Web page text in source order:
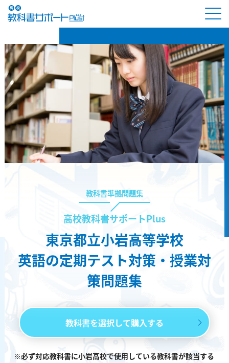
教科書準拠問題集
高校教科書サポートPlus
東京都立小岩高等学校
英語の定期テスト対策・授業対
策問題集
教科書を選択して購入する
※必ず対応教科書に小岩高校で使用している教科書が該当する